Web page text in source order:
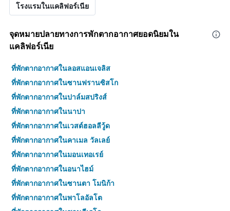
โรงแรมในแคลิฟอร์เนีย
จุดหมายปลายทางการพักตากอากาศยอดนิยมใน
แคลิฟอร์เนีย
ที่พักตากอากาศในลอสแอนเจลิส
ที่พักตากอากาศในซานฟรานซิสโก
ที่พักตากอากาศในปาล์มสปริงส์
ที่พักตากอากาศในนาปา
ที่พักตากอากาศในเวสต์ฮอลลีวู้ด
ที่พักตากอากาศในคาเมล วัลเลย์
ที่พักตากอากาศในมอนเทอเรย์
ที่พักตากอากาศในอนาไฮม์
ที่พักตากอากาศในซานตา โมนิก้า
ที่พักตากอากาศในพาโลอัลโต